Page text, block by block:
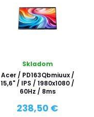
Skladom
Acer / PD163Qbmiuux /
15,6" / IPS / 1980x1080 /
60Hz / 8ms
238,50 €